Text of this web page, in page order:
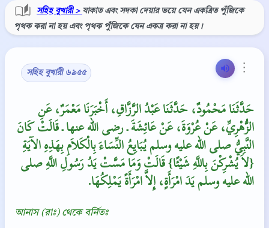
সহিহ বুখারী > যাকাত এবং সদকা দেয়ার ভয়ে যেন একত্রিত পুঁজিকে
পৃথক করা না হয় এবং পৃথক পুঁজিকে যেন একত্র করা না হয়।
⋮
সহিহ বুখারী ৬৯৫৫
حَدَّثَنَا مَحْمُودٌ، حَدَّثَنَا عَبْدُ الرَّزَّاقِ، أَخْبَرَنَا مَعْمَرٌ، عَنِ
الزُّهْرِيِّ، عَنْ عُرْوَةَ، عَنْ عَائِشَةَ ـ رضى الله عنها ـ قَالَتْ كَانَ
النَّبِيُّ صلى الله عليه وسلم يُبَايِعُ النِّسَاءَ بِالْكَلاَمِ بِهَذِهِ الآيَةِ
‏{‏لاَ يُشْرِكْنَ بِاللَّهِ شَيْئًا‏}‏ قَالَتْ وَمَا مَسَّتْ يَدُ رَسُولِ اللَّهِ صلى
الله عليه وسلم يَدَ امْرَأَةٍ، إِلاَّ امْرَأَةً يَمْلِكُهَا‏.‏
আনাস (রাঃ) থেকে বর্নিতঃ